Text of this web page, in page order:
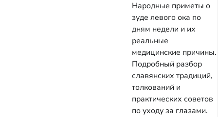
Народные приметы о
зуде левого ока по
дням недели и их
реальные
медицинские причины.
Подробный разбор
славянских традиций,
толкований и
практических советов
по уходу за глазами.